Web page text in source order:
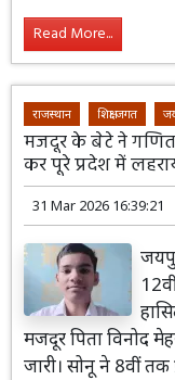
Read More...
राजस्थान शिक्षा जगत
मजदूर के बेटे ने
कर पूरे प्रदेश में
31 Mar 2026 16:39:21
मजदूर पिता विनोद
जारी। सोनू ने 8वीं